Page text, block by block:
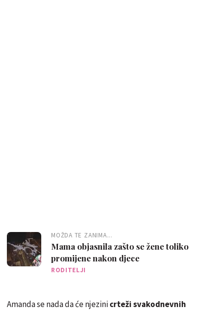
MOŽDA TE ZANIMA...
Mama objasnila zašto se žene toliko
promijene nakon djece
RODITELJI
Amanda se nada da će njezinicrteži svakodnevnih